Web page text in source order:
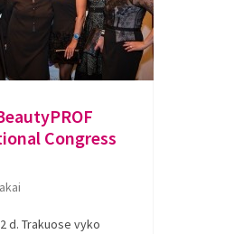
Congress
d. Trakuose vyko